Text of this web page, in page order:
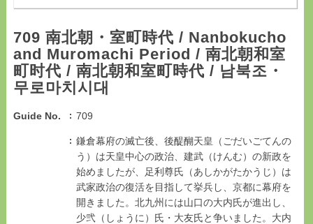
709 南北朝・室町時代 / Nanbokucho
and Muromachi Period / 南北朝和室
町时代 / 南北朝和室町時代 / 남북조・
무로마치시대
Guide No. 709
鎌倉幕府の滅亡後、後醍醐天皇（ごだいごてんの
う）は天皇中心の政治、建武（けんむ）の新政を
始めましたが、足利尊氏（あしかがたかうじ）は
武家政治の復活を目指して挙兵し、京都に幕府を
開きました。北九州には山口の大内氏が進出し、
少弐（しょうに）氏・大友氏と争いました。大内